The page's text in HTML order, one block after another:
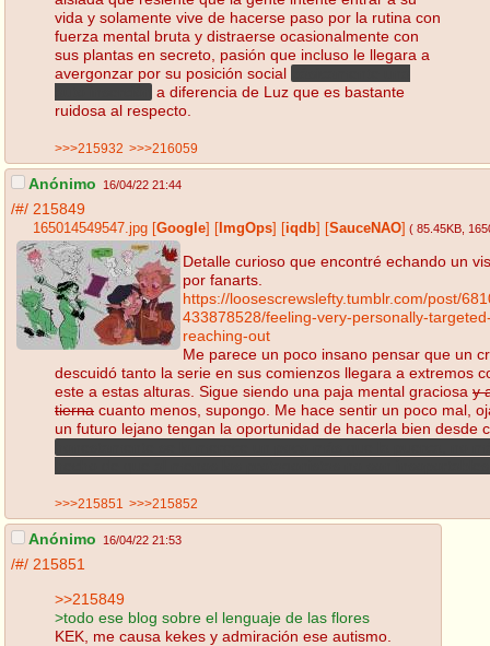
vida y solamente vive de hacerse paso por la rutina con
fuerza mental bruta y distraerse ocasionalmente con
sus plantas en secreto, pasión que incluso le llegara a
avergonzar por su posición social
a diferencia de Luz que es bastante
ruidosa al respecto.
>>>215932 >>>216059
Anónimo 16/04/22 21:44
/#/ 215849
165014549547.jpg Google ImgOps iqdb SauceNAO ( 85.45KB ,
Detalle curioso que encontré echando un
por fanarts.
https://loosescrewslefty.tumblr.com/post/
433878528/feeling-very-personally-
reaching-out
Me parece un poco insano pensar que un
descuidó tanto la serie en sus comienzos llegara a extremos
este a estas alturas. Sigue siendo una paja mental graciosa y
tierna cuanto menos, supongo. Me hace sentir un poco mal,
un futuro lejano tengan la oportunidad de hacerla bien desde
>>>215851 >>>215852
Anónimo 16/04/22 21:53
/#/ 215851
>>215849
>todo ese blog sobre el lenguaje de las flores
KEK, me causa kekes y admiración ese autismo.